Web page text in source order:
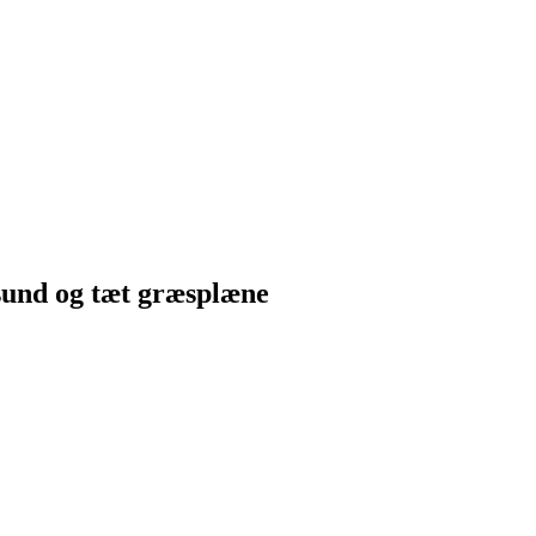
og tæt græsplæne